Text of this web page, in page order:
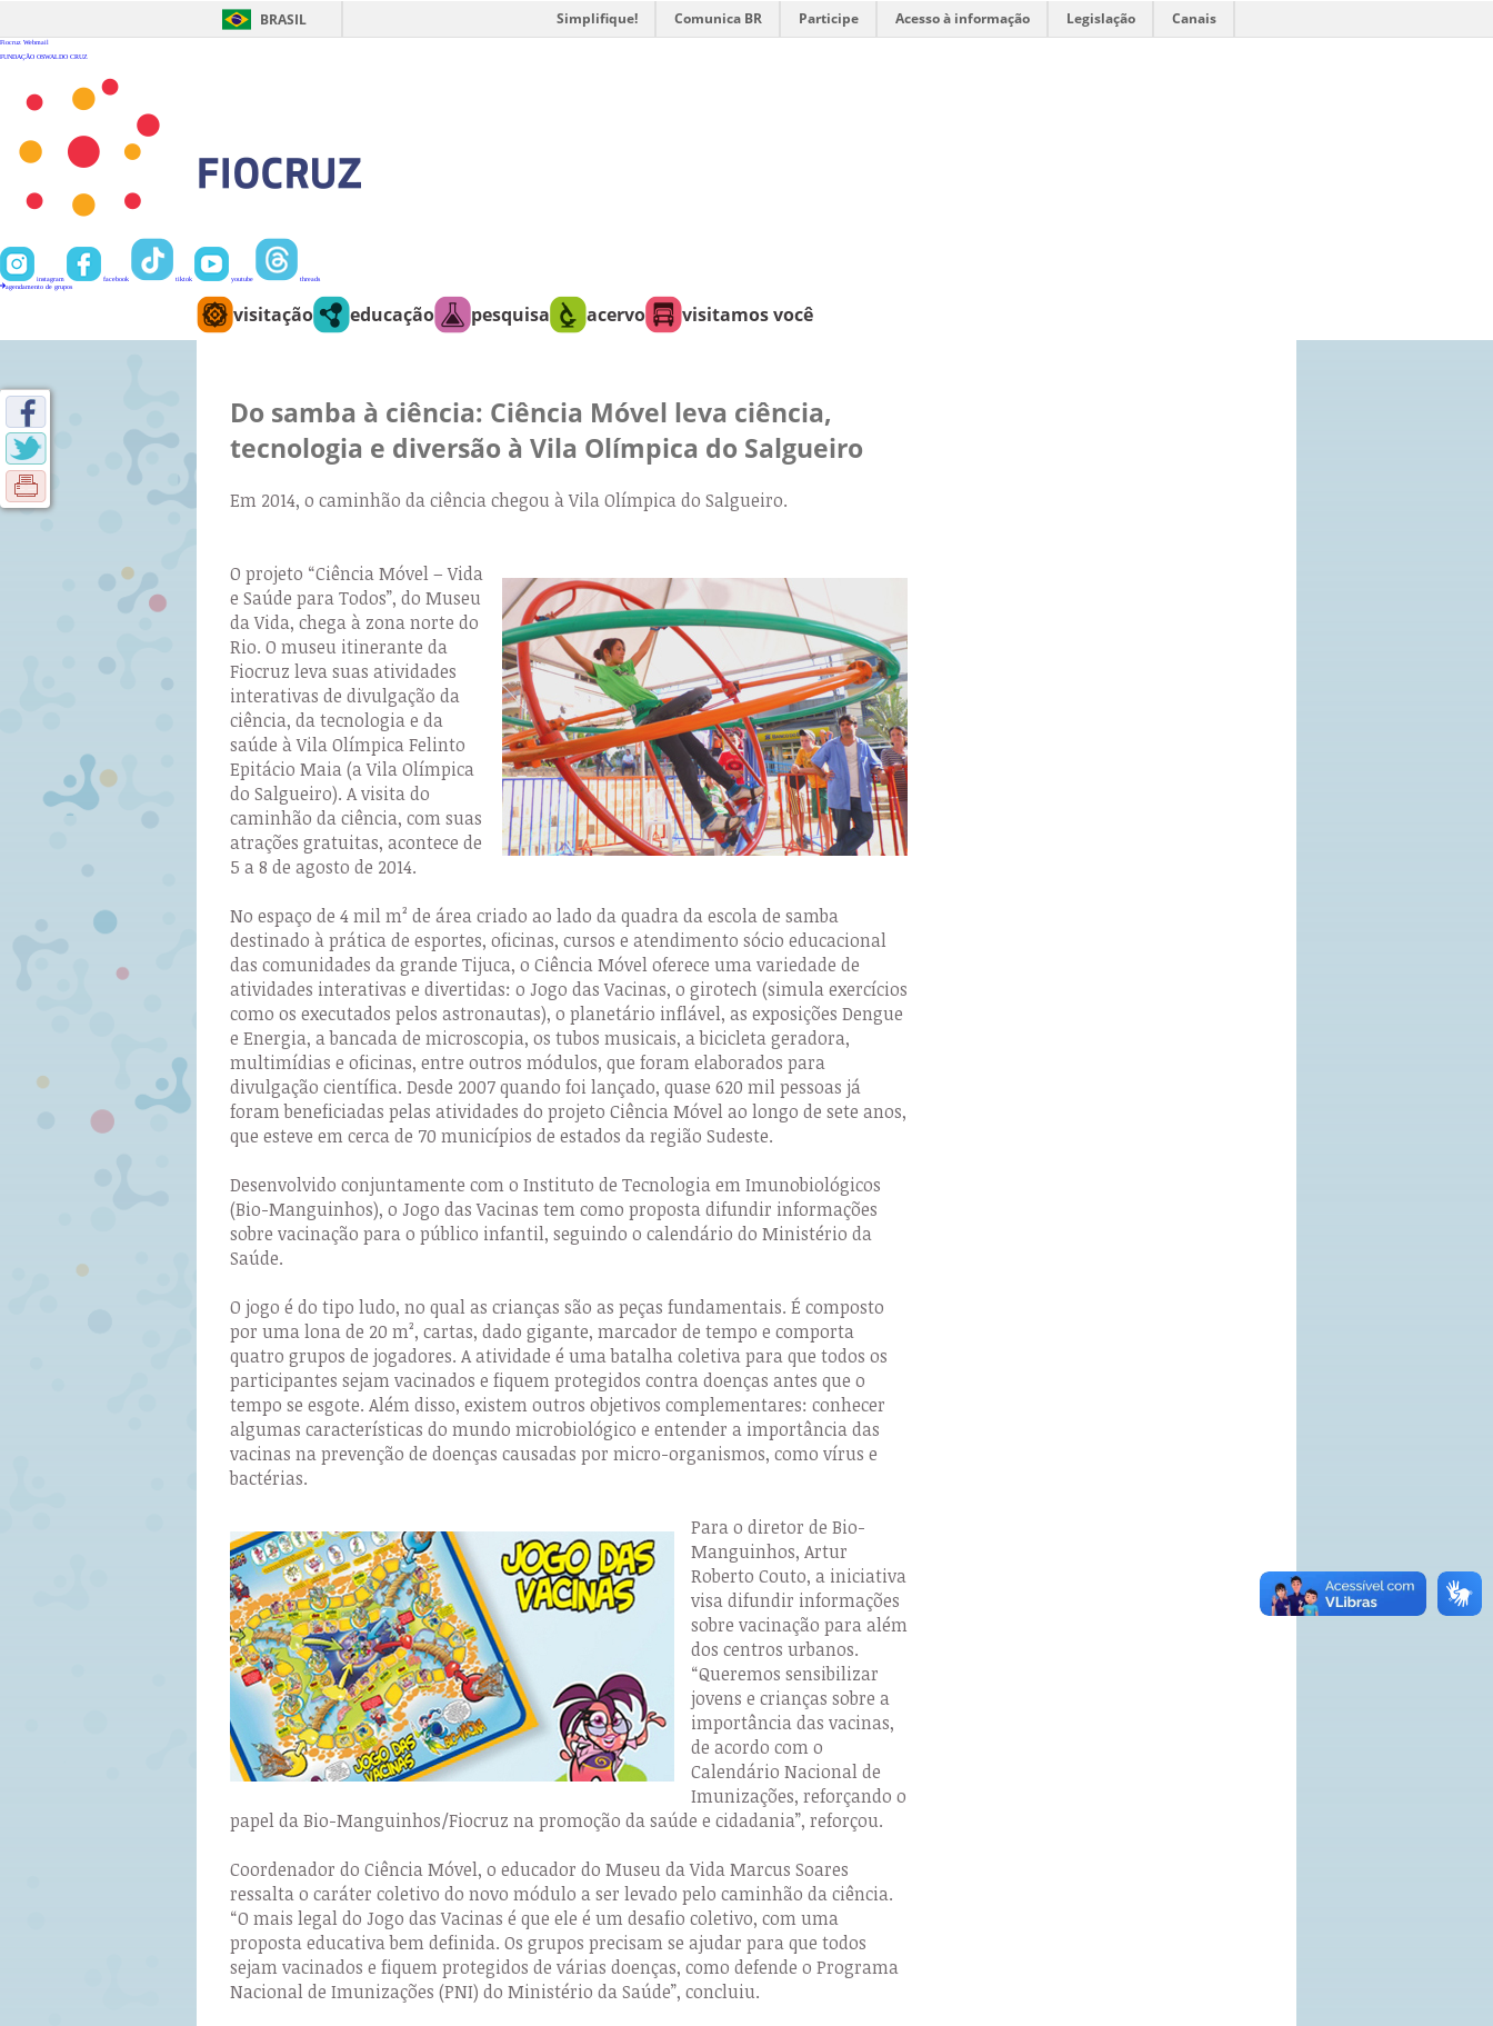
BRASIL Simplifique! Comunica BR Participe Acesso à informação Legislação Canais
Fiocruz Webmail
FUNDAÇÃO OSWALDO CRUZ
instagram facebook tiktok youtube
threads
agendamento de grupos
visitação educação pesquisa acervo visitamos você
Do samba à ciência: Ciência Móvel leva ciência,
tecnologia e diversão à Vila Olímpica do Salgueiro
Em 2014, o caminhão da ciência chegou à Vila Olímpica do Salgueiro.
O projeto “Ciência Móvel – Vida
e Saúde para Todos”, do Museu
da Vida, chega à zona norte do
Rio. O museu itinerante da
Fiocruz leva suas atividades
interativas de divulgação da
ciência, da tecnologia e da
saúde à Vila Olímpica Felinto
Epitácio Maia (a Vila Olímpica
do Salgueiro). A visita do
caminhão da ciência, com suas
atrações gratuitas, acontece de
5 a 8 de agosto de 2014.
No espaço de 4 mil m² de área criado ao lado da quadra da escola de samba
destinado à prática de esportes, oficinas, cursos e atendimento sócio educacional
das comunidades da grande Tijuca, o Ciência Móvel oferece uma variedade de
atividades interativas e divertidas: o Jogo das Vacinas, o girotech (simula exercícios
como os executados pelos astronautas), o planetário inflável, as exposições Dengue
e Energia, a bancada de microscopia, os tubos musicais, a bicicleta geradora,
multimídias e oficinas, entre outros módulos, que foram elaborados para
divulgação científica. Desde 2007 quando foi lançado, quase 620 mil pessoas já
foram beneficiadas pelas atividades do projeto Ciência Móvel ao longo de sete anos,
que esteve em cerca de 70 municípios de estados da região Sudeste.
Desenvolvido conjuntamente com o Instituto de Tecnologia em Imunobiológicos
(Bio-Manguinhos), o Jogo das Vacinas tem como proposta difundir informações
sobre vacinação para o público infantil, seguindo o calendário do Ministério da
Saúde.
O jogo é do tipo ludo, no qual as crianças são as peças fundamentais. É composto
por uma lona de 20 m², cartas, dado gigante, marcador de tempo e comporta
quatro grupos de jogadores. A atividade é uma batalha coletiva para que todos os
participantes sejam vacinados e fiquem protegidos contra doenças antes que o
tempo se esgote. Além disso, existem outros objetivos complementares: conhecer
algumas características do mundo microbiológico e entender a importância das
vacinas na prevenção de doenças causadas por micro-organismos, como vírus e
bactérias.
Para o diretor de Bio-
Manguinhos, Artur
Roberto Couto, a iniciativa
visa difundir informações
sobre vacinação para além
dos centros urbanos.
“Queremos sensibilizar
jovens e crianças sobre a
importância das vacinas,
de acordo com o
Calendário Nacional de
Imunizações, reforçando o
papel da Bio-Manguinhos/Fiocruz na promoção da saúde e cidadania”, reforçou.
Coordenador do Ciência Móvel, o educador do Museu da Vida Marcus Soares
ressalta o caráter coletivo do novo módulo a ser levado pelo caminhão da ciência.
“O mais legal do Jogo das Vacinas é que ele é um desafio coletivo, com uma
proposta educativa bem definida. Os grupos precisam se ajudar para que todos
sejam vacinados e fiquem protegidos de várias doenças, como defende o Programa
Nacional de Imunizações (PNI) do Ministério da Saúde”, concluiu.